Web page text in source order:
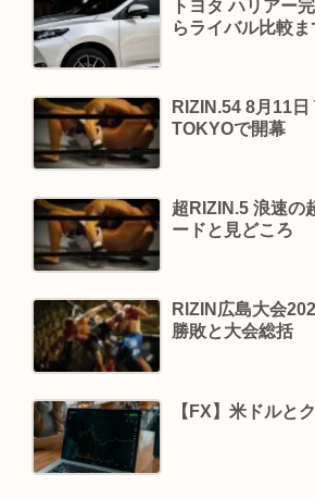
トヨタ ハリアー
らライバル比較ま
RIZIN.54 8月11
TOKYOで開幕
超RIZIN.5 浪速の
ードと見どころ
RIZIN広島大会
勝敗と大会総括
【FX】米ドルと